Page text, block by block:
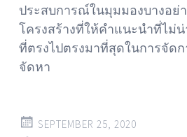
ประสบการณ์ในมุมมองบา
โครงสร้างที่ให้คำแนะนำที่ไม่
ที่ตรงไปตรงมาที่สุดในการจัด
จัดหา
SEPTEMBER 25, 2020